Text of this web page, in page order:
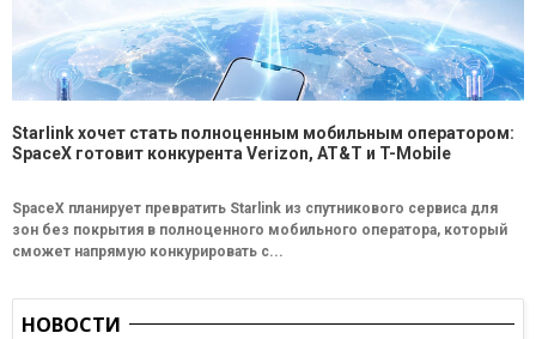
Starlink хочет стать полноценным мобильным оператором:
SpaceX готовит конкурента Verizon, AT&T и T-Mobile
SpaceX планирует превратить Starlink из спутникового сервиса для
зон без покрытия в полноценного мобильного оператора, который
сможет напрямую конкурировать с...
НОВОСТИ